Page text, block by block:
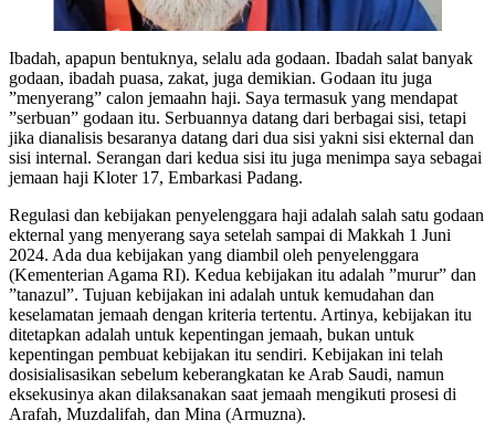
Ibadah, apapun bentuknya, selalu ada godaan. Ibadah salat banyak
godaan, ibadah puasa, zakat, juga demikian. Godaan itu juga
”menyerang” calon jemaahn haji. Saya termasuk yang mendapat
”serbuan” godaan itu. Serbuannya datang dari berbagai sisi, tetapi
jika dianalisis besaranya datang dari dua sisi yakni sisi ekternal dan
sisi internal. Serangan dari kedua sisi itu juga menimpa saya sebagai
jemaan haji Kloter 17, Embarkasi Padang.
Regulasi dan kebijakan penyelenggara haji adalah salah satu godaan
ekternal yang menyerang saya setelah sampai di Makkah 1 Juni
2024. Ada dua kebijakan yang diambil oleh penyelenggara
(Kementerian Agama RI). Kedua kebijakan itu adalah ”murur” dan
”tanazul”. Tujuan kebijakan ini adalah untuk kemudahan dan
keselamatan jemaah dengan kriteria tertentu. Artinya, kebijakan itu
ditetapkan adalah untuk kepentingan jemaah, bukan untuk
kepentingan pembuat kebijakan itu sendiri. Kebijakan ini telah
dosisialisasikan sebelum keberangkatan ke Arab Saudi, namun
eksekusinya akan dilaksanakan saat jemaah mengikuti prosesi di
Arafah, Muzdalifah, dan Mina (Armuzna).